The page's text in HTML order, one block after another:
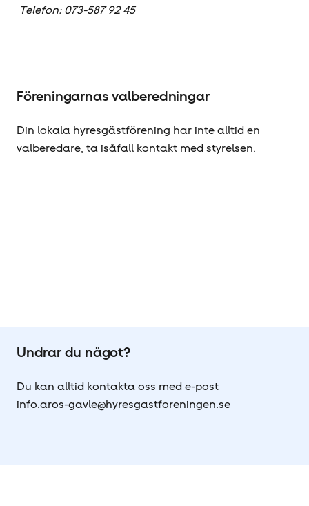
Telefon: 073-587 92 45
Föreningarnas valberedningar
Din lokala hyresgäst­förening har inte alltid en
valberedare, ta isåfall kontakt med styrelsen.
Undrar du något?
Du kan alltid kontakta oss med e-post
info.aros-gavle@hyresgastforeningen.se